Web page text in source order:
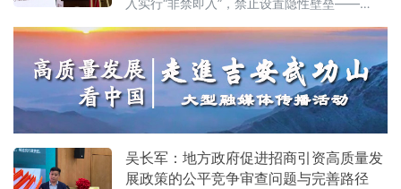
建设（公益）大讲堂2026首期活动上，以企业
家视角道出法治化营商环境的真谛：“一个
入实行“非禁即入”，禁止设置隐性壁垒——
经济促进法》被寄予厚望。然而，北京企业法
治与发展研究会副会长朱崇坤6月7日在中国政
法大学法治化营商环境建设与数字金融研究中
心揭牌仪式既同期举办的“法治筑基、商业有序
——地方政府促进招商引资和高质量发展路
吴长军：地方政府促进招商引资高质量发
展政策的公平竞争审查问题与完善路径